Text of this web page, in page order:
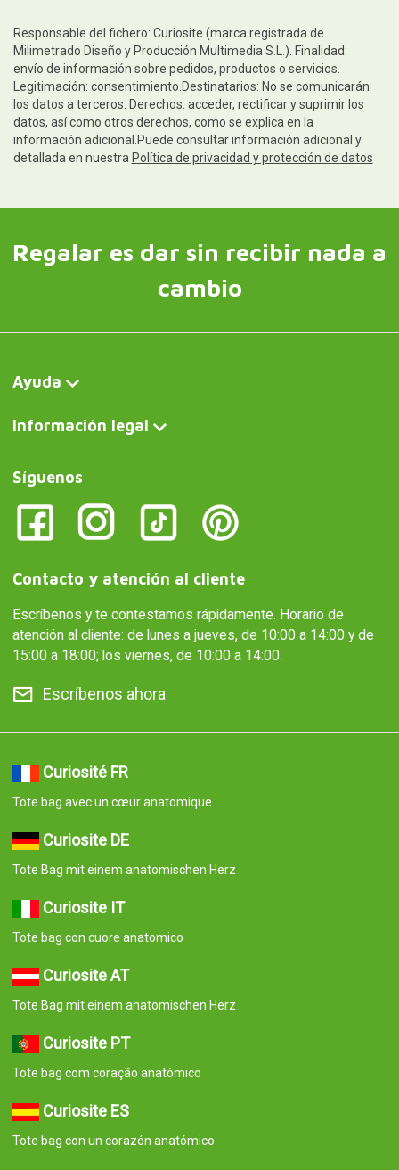
Responsable del fichero: Curiosite (marca registrada de
Milimetrado Diseño y Producción Multimedia S.L.). Finalidad:
envío de información sobre pedidos, productos o servicios.
Legitimación: consentimiento.Destinatarios: No se comunicarán
los datos a terceros. Derechos: acceder, rectificar y suprimir los
datos, así como otros derechos, como se explica en la
información adicional.Puede consultar información adicional y
detallada en nuestra Política de privacidad y protección de datos
Regalar es dar sin recibir nada a
cambio
Ayuda
Información legal
Síguenos
Contacto y atención al cliente
Escríbenos y te contestamos rápidamente. Horario de
atención al cliente: de lunes a jueves, de 10:00 a 14:00 y de
15:00 a 18:00; los viernes, de 10:00 a 14:00.
Escríbenos ahora
Curiosité FR
Tote bag avec un cœur anatomique
Curiosite DE
Tote Bag mit einem anatomischen Herz
Curiosite IT
Tote bag con cuore anatomico
Curiosite AT
Tote Bag mit einem anatomischen Herz
Curiosite PT
Tote bag com coração anatómico
Curiosite ES
Tote bag con un corazón anatómico